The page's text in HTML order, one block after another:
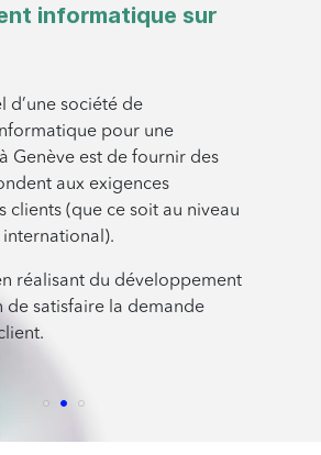
informatique sur
d’une société de
pour une
Genève est de fournir des
aux exigences
clients (que ce soit au niveau
international).
réalisant du développement
de satisfaire la demande